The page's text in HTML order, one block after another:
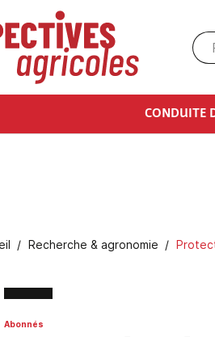
principal
CONDUITE
Recherche & agronomie
Abonnés